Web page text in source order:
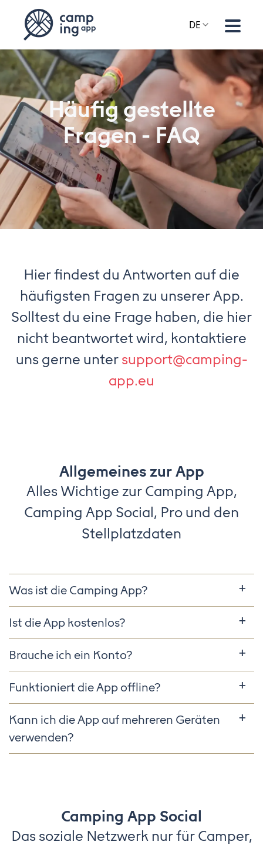
DE
Häufig gestellte
Fragen - FAQ
Hier findest du Antworten auf die
häufigsten Fragen zu unserer App.
Solltest du eine Frage haben, die hier
nicht beantwortet wird, kontaktiere
uns gerne unter support@camping-
app.eu
Allgemeines zur App
Alles Wichtige zur Camping App,
Camping App Social, Pro und den
Stellplatzdaten
Was ist die Camping App?
Ist die App kostenlos?
Brauche ich ein Konto?
Funktioniert die App offline?
Kann ich die App auf mehreren Geräten
verwenden?
Camping App Social
Das soziale Netzwerk nur für Camper,